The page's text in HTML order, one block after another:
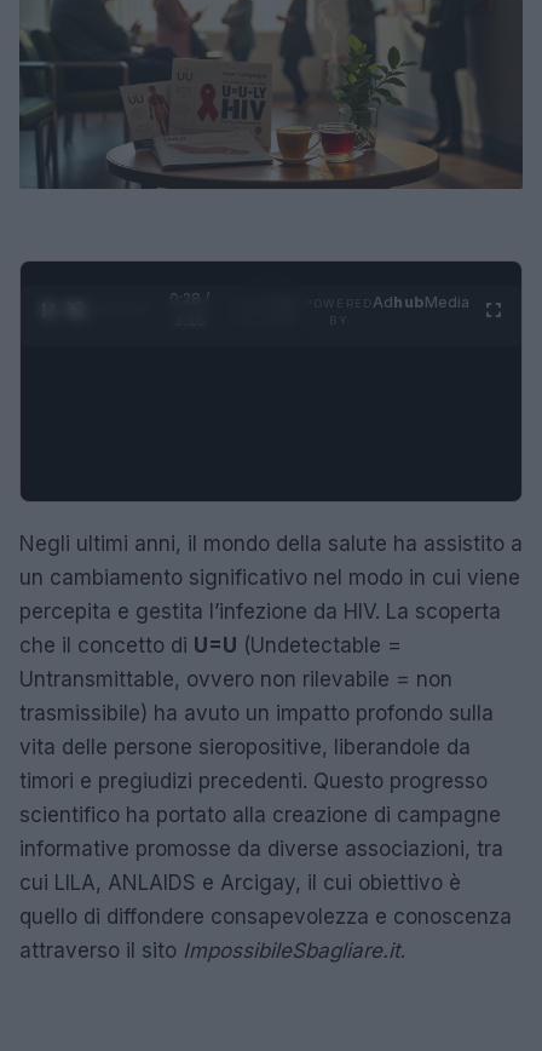
0:29 /
AdhubMedia
Negli ultimi anni, il mondo della salute ha assistito a
un cambiamento significativo nel modo in cui viene
percepita e gestita l’infezione da HIV. La scoperta
che il concetto di U=U (Undetectable =
Untransmittable, ovvero non rilevabile = non
trasmissibile) ha avuto un impatto profondo sulla
vita delle persone sieropositive, liberandole da
timori e pregiudizi precedenti. Questo progresso
scientifico ha portato alla creazione di campagne
informative promosse da diverse associazioni, tra
cui LILA, ANLAIDS e Arcigay, il cui obiettivo è
quello di diffondere consapevolezza e conoscenza
attraverso il sito ImpossibileSbagliare.it.